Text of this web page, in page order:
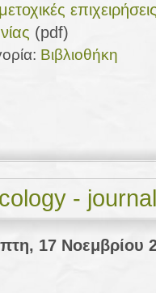
(pdf)
Βιβλιοθήκη
-
17 Νοεμβρίου